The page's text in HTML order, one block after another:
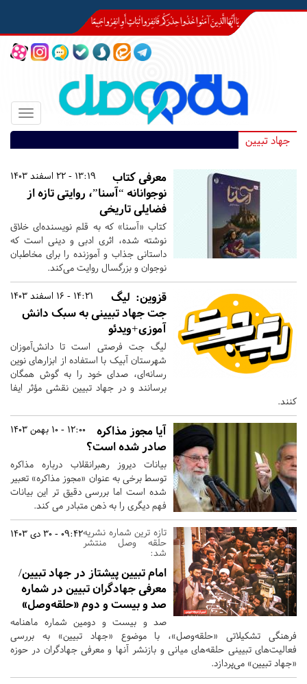
Toggle
جهاد تبیین
13:19 - 22 اسفند 1403
معرفی کتاب
نوجوانانه “آسنا”، روایتی تازه از
فضایلی تاریخی
کتاب «آسنا» که به قلم نویسنده‌ای خلاق
نوشته شده، اثری ادبی و دینی است که
داستانی جذاب و آموزنده را برای مخاطبان
نوجوان و بزرگسال روایت می‌کند.
14:21 - 16 اسفند 1403 قزوین: لیگ
جت جهاد تبیینی به سبک دانش
آموزی+ویدئو
لیگ جت فرصتی است تا دانش‌آموزان
شهرستان آبیک با استفاده از ابزارهای نوین
رسانه‌ای، صدای خود را به گوش همگان
برسانند و در جهاد تبیین نقشی مؤثر ایفا
کنند.
12:00 - 10 بهمن 1403
آیا مجوز مذاکره
صادر شده است؟
بیانات دیروز رهبرانقلاب درباره مذاکره
توسط برخی به عنوان «مجوز مذاکره» تعبیر
شده است اما بررسی دقیق تر این بیانات
فهم دیگری را به ذهن متبادر می کند.
09:42 - 30 دی 1403تازه ترین شماره نشریه
حلقه وصل منتشر
شد:
امام تبیین پیشتاز در جهاد تبیین/
معرفی جهادگران تبیین در شماره
صد و بیست و دوم «حلقه‌وصل»
صد و بیست و دومین شماره ماهنامه
فرهنگی تشکیلاتی «حلقه‌وصل»، با موضوع «جهاد تبیین» به بررسی
فعالیت‌های تبیینی حلقه‌های میانی و بازنشر آنها و معرفی جهادگران در حوزه
«جهاد تبیین» می‌پردازد.